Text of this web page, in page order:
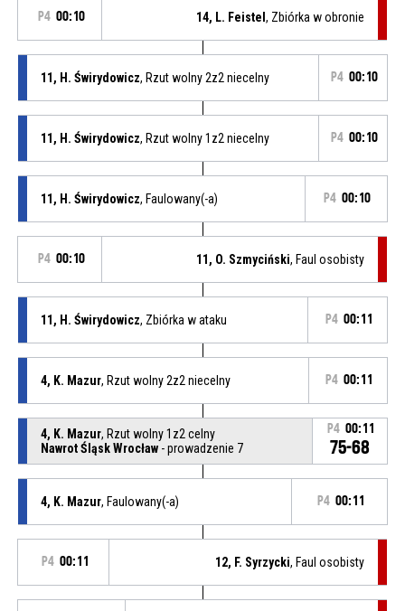
P4 00:10 14, L. Feistel, Zbiórka w obronie
11, H. Świrydowicz, Rzut wolny 2z2 niecelny P4 00:10
11, H. Świrydowicz, Rzut wolny 1z2 niecelny P4 00:10
11, H. Świrydowicz, Faulowany(-a) P4 00:10
P4 00:10 11, O. Szmyciński, Faul osobisty
11, H. Świrydowicz, Zbiórka w ataku P4 00:11
4, K. Mazur, Rzut wolny 2z2 niecelny P4 00:11
4, K. Mazur, Rzut wolny 1z2 celny
Nawrot Śląsk Wrocław- prowadzenie 7
P4 00:11
75-68
4, K. Mazur, Faulowany(-a) P4 00:11
P4 00:11 12, F. Syrzycki, Faul osobisty